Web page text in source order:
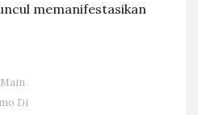
memanifestasikan
Di